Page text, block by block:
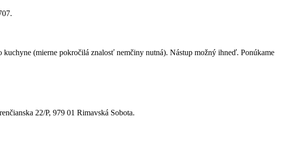
(mierne pokročilá znalosť nemčiny nutná). Nástup možný ihneď. Ponúkame
22/P, 979 01 Rimavská Sobota.